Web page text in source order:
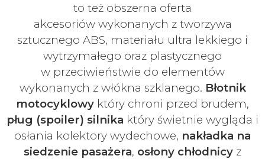
to też obszerna oferta
akcesoriów wykonanych z tworzywa
sztucznego ABS, materiału ultra lekkiego i
wytrzymałego oraz plastycznego
w przeciwieństwie do elementów
wykonanych z włókna szklanego. Błotnik
motocyklowy który chroni przed brudem,
pług (spoiler) silnika który świetnie wygląda i
osłania kolektory wydechowe, nakładka na
siedzenie pasażera, osłony chłodnicy z